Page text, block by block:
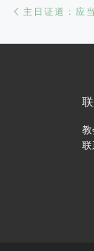
主日证道：应
教
联